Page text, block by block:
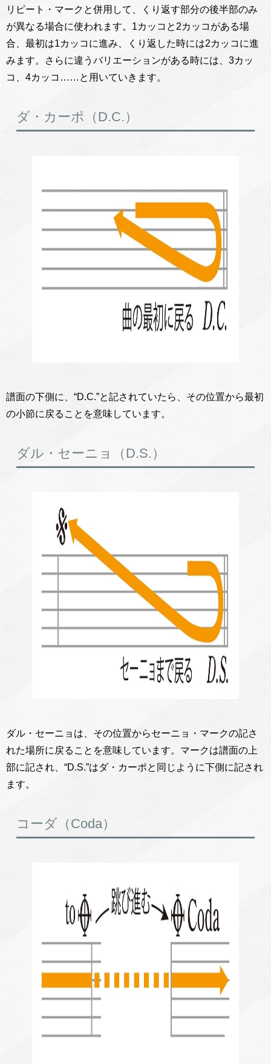
リピート・マークと併用して、くり返す部分の後半部のみ
が異なる場合に使われます。1カッコと2カッコがある場
合、最初は1カッコに進み、くり返した時には2カッコに進
みます。さらに違うバリエーションがある時には、3カッ
コ、4カッコ……と用いていきます。
ダ・カーポ（D.C.）
譜面の下側に、“D.C.”と記されていたら、その位置から最初
の小節に戻ることを意味しています。
ダル・セーニョ（D.S.）
ダル・セーニョは、その位置からセーニョ・マークの記さ
れた場所に戻ることを意味しています。マークは譜面の上
部に記され、“D.S.”はダ・カーポと同じように下側に記され
ます。
コーダ（Coda）